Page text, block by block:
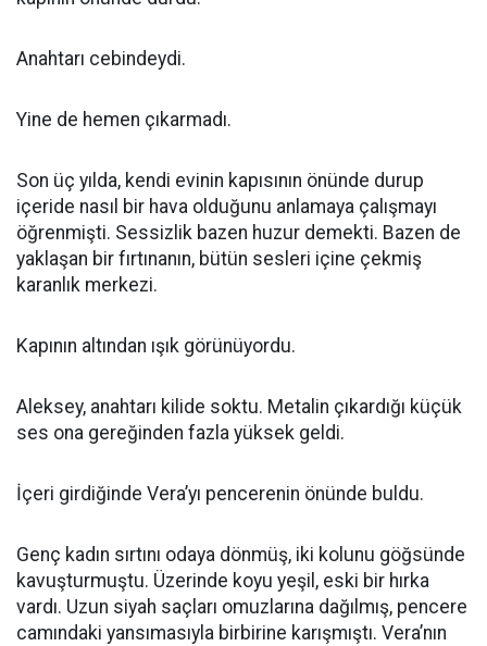
Anahtarı cebindeydi.
Yine de hemen çıkarmadı.
Son üç yılda, kendi evinin kapısının önünde durup
içeride nasıl bir hava olduğunu anlamaya çalışmayı
öğrenmişti. Sessizlik bazen huzur demekti. Bazen de
yaklaşan bir fırtınanın, bütün sesleri içine çekmiş
karanlık merkezi.
Kapının altından ışık görünüyordu.
Aleksey, anahtarı kilide soktu. Metalin çıkardığı küçük
ses ona gereğinden fazla yüksek geldi.
İçeri girdiğinde Vera’yı pencerenin önünde buldu.
Genç kadın sırtını odaya dönmüş, iki kolunu göğsünde
kavuşturmuştu. Üzerinde koyu yeşil, eski bir hırka
vardı. Uzun siyah saçları omuzlarına dağılmış, pencere
camındaki yansımasıyla birbirine karışmıştı. Vera’nın